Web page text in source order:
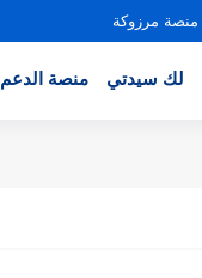
منصة مرزوكة
لك سيدتي منصة الدعم